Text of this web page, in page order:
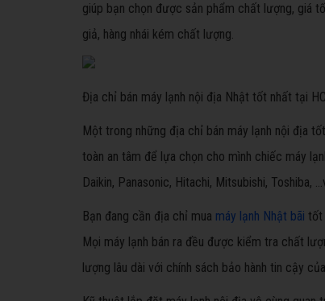
giúp bạn chọn được sản phẩm chất lượng, giá
giả, hàng nhái kém chất lượng.
Địa chỉ bán máy lạnh nội địa Nhật tốt nhất tại
Một trong những địa chỉ bán máy lạnh nội địa
toàn an tâm để lựa chọn cho mình chiếc máy
Daikin, Panasonic, Hitachi, Mitsubishi,
Bạn đang cần địa chỉ mua máy lạnh Nhật bãi tốt
Mọi máy lạnh bán ra đều được kiểm tra chất
lượng lâu dài với chính sách bảo hành tin cậy